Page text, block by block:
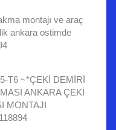
montajı ve araç
ankara ostimde
T6 ~*ÇEKİ DEMİRİ
ANKARA ÇEKİ
MONTAJI